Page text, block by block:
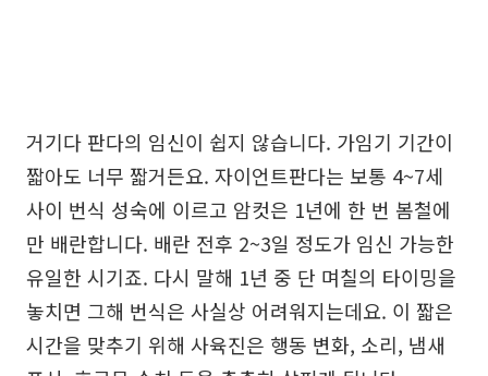
거기다 판다의 임신이 쉽지 않습니다. 가임기 기간이
짧아도 너무 짧거든요. 자이언트판다는 보통 4~7세
사이 번식 성숙에 이르고 암컷은 1년에 한 번 봄철에
만 배란합니다. 배란 전후 2~3일 정도가 임신 가능한
유일한 시기죠. 다시 말해 1년 중 단 며칠의 타이밍을
놓치면 그해 번식은 사실상 어려워지는데요. 이 짧은
시간을 맞추기 위해 사육진은 행동 변화, 소리, 냄새